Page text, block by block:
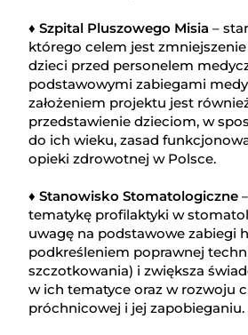
♦ Szpital Pluszowego Misia –
którego celem jest
dzieci przed personelem
podstawowymi zabiegami
założeniem projektu jest
przedstawienie dzieciom, w
do ich wieku, zasad
opieki zdrowotnej w Polsce.
♦ Stanowisko Stomatologiczne
tematykę profilaktyki w
uwagę na podstawowe zabiegi
podkreśleniem poprawnej
szczotkowania) i zwiększa
w ich tematyce oraz w rozwoju
próchnicowej i jej zapobieganiu.